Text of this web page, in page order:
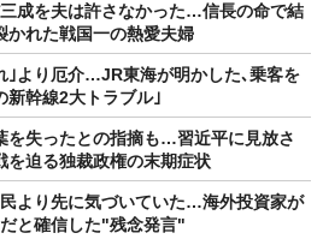
成を夫は許さなかった…信長の命で結
かれた戦国一の熱愛夫婦
｣より厄介…JR東海が明かした､乗客を
新幹線2大トラブル｣
を失ったとの指摘も…習近平に見放さ
を迫る独裁政権の末期症状
民より先に気づいていた…海外投資家が
だと確信した"残念発言"